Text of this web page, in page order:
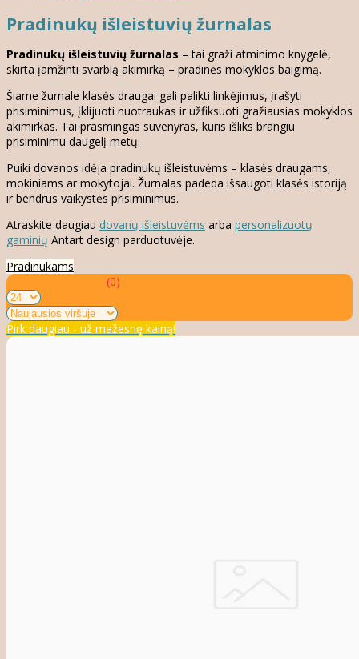
Pradinukų išleistuvių žurnalas
Pradinukų išleistuvių žurnalas – tai graži atminimo knygelė,
skirta įamžinti svarbią akimirką – pradinės mokyklos baigimą.
Šiame žurnale klasės draugai gali palikti linkėjimus, įrašyti
prisiminimus, įklijuoti nuotraukas ir užfiksuoti gražiausias mokyklos
akimirkas. Tai prasmingas suvenyras, kuris išliks brangiu
prisiminimu daugelį metų.
Puiki dovanos idėja pradinukų išleistuvėms – klasės draugams,
mokiniams ar mokytojai. Žurnalas padeda išsaugoti klasės istoriją
ir bendrus vaikystės prisiminimus.
Atraskite daugiau dovanų išleistuvėms arba personalizuotų
gaminių Antart design parduotuvėje.
Pradinukams
Prekių palyginimas (0)
Pirk daugiau - už mažesnę kainą!